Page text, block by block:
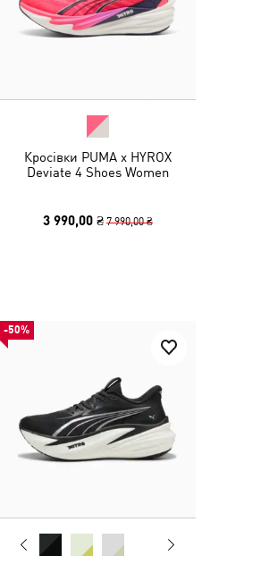
Кросівки PUMA x HYROX
Deviate 4 Shoes Women
3 990,00 ₴ 7 990,00 ₴
-50%